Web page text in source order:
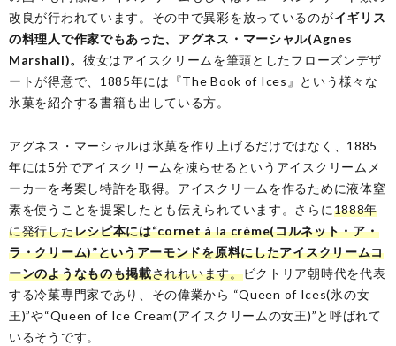
改良が行われています。その中で異彩を放っているのがイギリス
の料理人で作家でもあった、アグネス・マーシャル(Agnes
Marshall)。 彼女はアイスクリームを筆頭としたフローズンデザ
ートが得意で、1885年には『The Book of Ices』という様々な
氷菓を紹介する書籍も出している方。
アグネス・マーシャルは氷菓を作り上げるだけではなく、1885
年には5分でアイスクリームを凍らせるというアイスクリームメ
ーカーを考案し特許を取得。アイスクリームを作るために液体窒
素を使うことを提案したとも伝えられています。さらに1888年
に発行したレシピ本には“cornet à la crème(コルネット・ア・
ラ・クリーム)”というアーモンドを原料にしたアイスクリームコ
ーンのようなものも掲載されれいます。ビクトリア朝時代を代表
する冷菓専門家であり、その偉業から “Queen of Ices(氷の女
王)”や“Queen of Ice Cream(アイスクリームの女王)”と呼ばれて
いるそうです。